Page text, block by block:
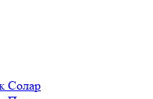
Солар